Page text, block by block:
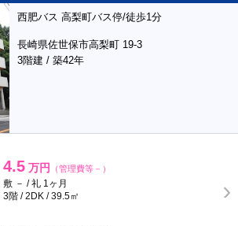
西肥バス 高梨町バス停/徒歩1分
長崎県佐世保市高梨町 19-3
3階建 / 築42年
4.5 万円 （管理費等－）
敷 － / 礼 1ヶ月
3階 / 2DK / 39.5㎡